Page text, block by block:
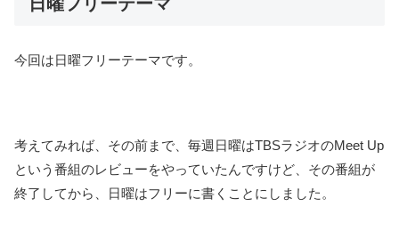
今回は日曜フリーテーマです。
考えてみれば、その前まで、毎週日曜はTBSラジオのMeet Up
という番組のレビューをやっていたんですけど、その番組が
終了してから、日曜はフリーに書くことにしました。